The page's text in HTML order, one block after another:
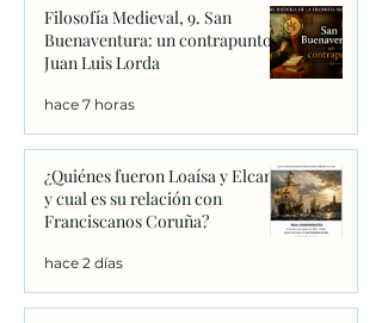
Filosofía Medieval, 9. San
Buenaventura: un contrapunto.
Juan Luis Lorda
hace 7 horas
¿Quiénes fueron Loaísa y Elcano
y cual es su relación con
Franciscanos Coruña?
hace 2 días